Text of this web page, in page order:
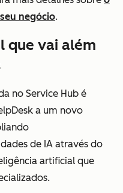
negócio.
que vai além
no Service Hub é
a um novo
de IA através do
artificial que